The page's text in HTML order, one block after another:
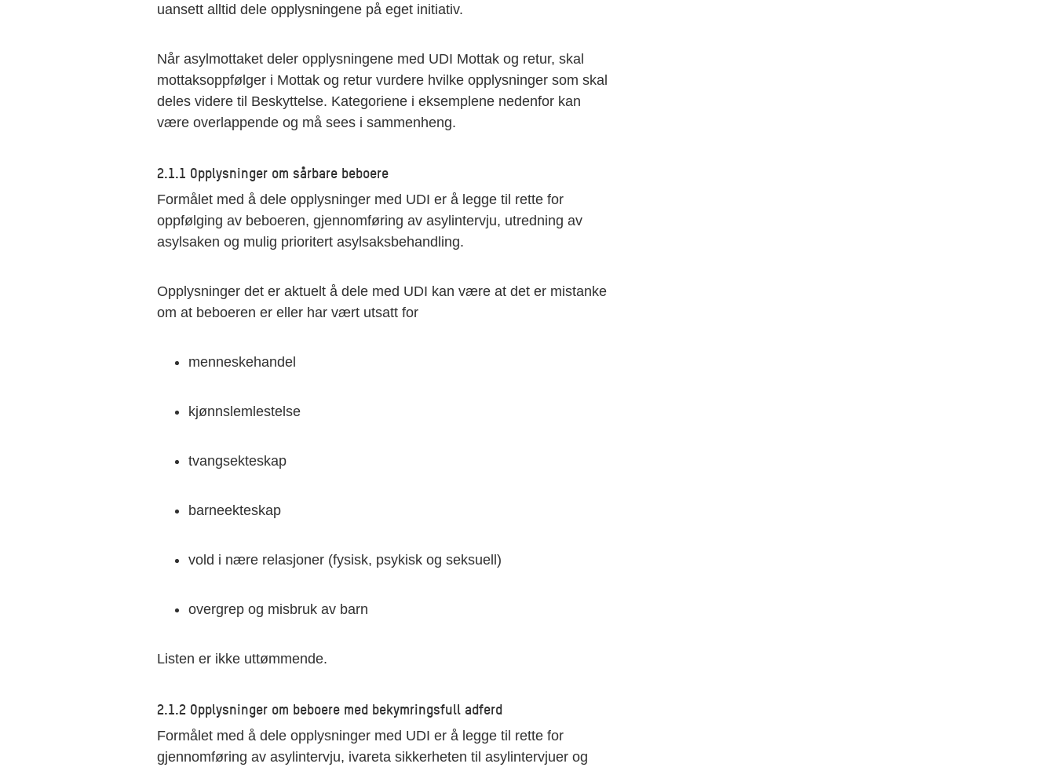
uansett alltid dele opplysningene på eget initiativ.
Når asylmottaket deler opplysningene med UDI Mottak og retur, skal
mottaksoppfølger i Mottak og retur vurdere hvilke opplysninger som skal
deles videre til Beskyttelse. Kategoriene i eksemplene nedenfor kan
være overlappende og må sees i sammenheng.
2.1.1 Opplysninger om sårbare beboere
Formålet med å dele opplysninger med UDI er å legge til rette for
oppfølging av beboeren, gjennomføring av asylintervju, utredning av
asylsaken og mulig prioritert asylsaksbehandling.
Opplysninger det er aktuelt å dele med UDI kan være at det er mistanke
om at beboeren er eller har vært utsatt for
menneskehandel
kjønnslemlestelse
tvangsekteskap
barneekteskap
vold i nære relasjoner (fysisk, psykisk og seksuell)
overgrep og misbruk av barn
Listen er ikke uttømmende.
2.1.2 Opplysninger om beboere med bekymringsfull adferd
Formålet med å dele opplysninger med UDI er å legge til rette for
gjennomføring av asylintervju, ivareta sikkerheten til asylintervjuer og